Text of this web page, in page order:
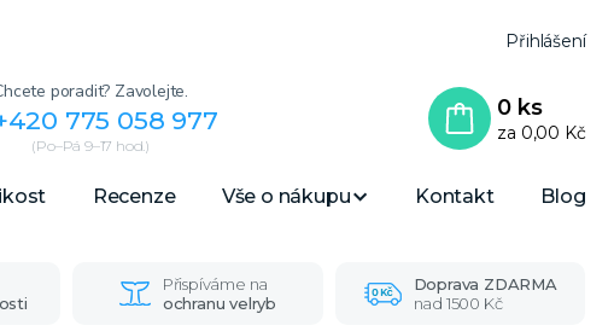
Recenze Vše o nákupu Kontakt Blog
Přihlášení
poradit? Zavolejte.
775 058 977
(Po–Pá 9–17 hod.)
0 ks
za 0,00 Kč
Přispíváme na
ochranu velryb
Doprava ZDARMA
nad 1500 Kč